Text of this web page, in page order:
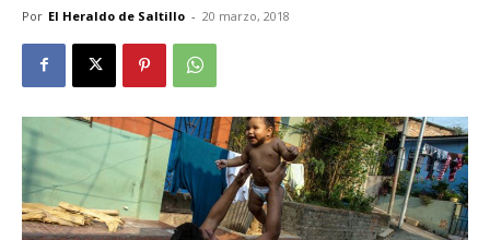
Por El Heraldo de Saltillo - 20 marzo, 2018